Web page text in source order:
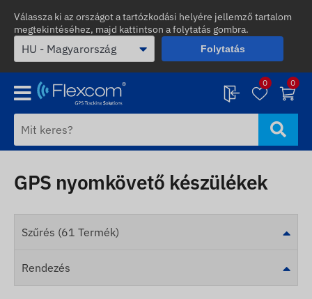
Válassza ki az országot a tartózkodási helyére jellemző tartalom
megtekintéséhez, majd kattintson a folytatás gombra.
Folytatás
0 0
GPS nyomkövető készülékek
Szűrés (61 Termék)
Rendezés